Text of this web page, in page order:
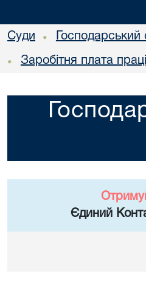
Суди • Господарський
• Заробітня плата
Єдиний